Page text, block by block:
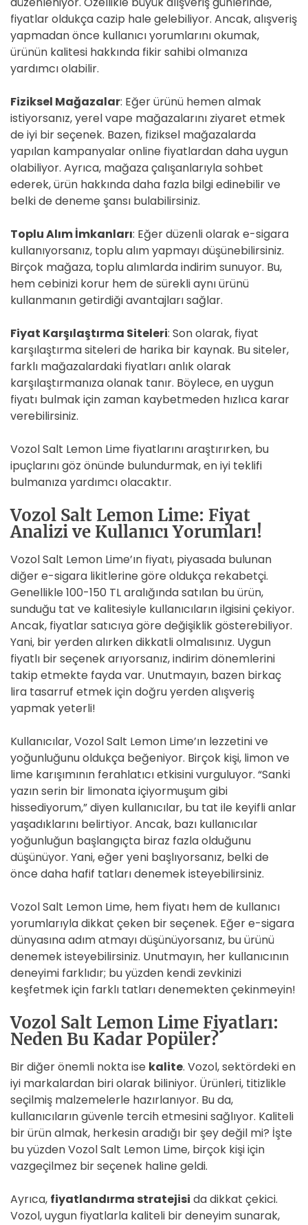
fiyatlar oldukça cazip hale gelebiliyor. Ancak, alışveriş
yapmadan önce kullanıcı yorumlarını okumak,
ürünün kalitesi hakkında fikir sahibi olmanıza
yardımcı olabilir.
Fiziksel Mağazalar: Eğer ürünü hemen almak
istiyorsanız, yerel vape mağazalarını ziyaret etmek
de iyi bir seçenek. Bazen, fiziksel mağazalarda
yapılan kampanyalar online fiyatlardan daha uygun
olabiliyor. Ayrıca, mağaza çalışanlarıyla sohbet
ederek, ürün hakkında daha fazla bilgi edinebilir ve
belki de deneme şansı bulabilirsiniz.
Toplu Alım İmkanları: Eğer düzenli olarak e-sigara
kullanıyorsanız, toplu alım yapmayı düşünebilirsiniz.
Birçok mağaza, toplu alımlarda indirim sunuyor. Bu,
hem cebinizi korur hem de sürekli aynı ürünü
kullanmanın getirdiği avantajları sağlar.
Fiyat Karşılaştırma Siteleri: Son olarak, fiyat
karşılaştırma siteleri de harika bir kaynak. Bu siteler,
farklı mağazalardaki fiyatları anlık olarak
karşılaştırmanıza olanak tanır. Böylece, en uygun
fiyatı bulmak için zaman kaybetmeden hızlıca karar
verebilirsiniz.
Vozol Salt Lemon Lime fiyatlarını araştırırken, bu
ipuçlarını göz önünde bulundurmak, en iyi teklifi
bulmanıza yardımcı olacaktır.
Vozol Salt Lemon Lime: Fiyat
Analizi ve Kullanıcı Yorumları!
Vozol Salt Lemon Lime’ın fiyatı, piyasada bulunan
diğer e-sigara likitlerine göre oldukça rekabetçi.
Genellikle 100-150 TL aralığında satılan bu ürün,
sunduğu tat ve kalitesiyle kullanıcıların ilgisini çekiyor.
Ancak, fiyatlar satıcıya göre değişiklik gösterebiliyor.
Yani, bir yerden alırken dikkatli olmalısınız. Uygun
fiyatlı bir seçenek arıyorsanız, indirim dönemlerini
takip etmekte fayda var. Unutmayın, bazen birkaç
lira tasarruf etmek için doğru yerden alışveriş
yapmak yeterli!
Kullanıcılar, Vozol Salt Lemon Lime’ın lezzetini ve
yoğunluğunu oldukça beğeniyor. Birçok kişi, limon ve
lime karışımının ferahlatıcı etkisini vurguluyor. “Sanki
yazın serin bir limonata içiyormuşum gibi
hissediyorum,” diyen kullanıcılar, bu tat ile keyifli anlar
yaşadıklarını belirtiyor. Ancak, bazı kullanıcılar
yoğunluğun başlangıçta biraz fazla olduğunu
düşünüyor. Yani, eğer yeni başlıyorsanız, belki de
önce daha hafif tatları denemek isteyebilirsiniz.
Vozol Salt Lemon Lime, hem fiyatı hem de kullanıcı
yorumlarıyla dikkat çeken bir seçenek. Eğer e-sigara
dünyasına adım atmayı düşünüyorsanız, bu ürünü
denemek isteyebilirsiniz. Unutmayın, her kullanıcının
deneyimi farklıdır; bu yüzden kendi zevkinizi
keşfetmek için farklı tatları denemekten çekinmeyin!
Vozol Salt Lemon Lime Fiyatları:
Neden Bu Kadar Popüler?
Bir diğer önemli nokta ise kalite. Vozol, sektördeki en
iyi markalardan biri olarak biliniyor. Ürünleri, titizlikle
seçilmiş malzemelerle hazırlanıyor. Bu da,
kullanıcıların güvenle tercih etmesini sağlıyor. Kaliteli
bir ürün almak, herkesin aradığı bir şey değil mi? İşte
bu yüzden Vozol Salt Lemon Lime, birçok kişi için
vazgeçilmez bir seçenek haline geldi.
Ayrıca, fiyatlandırma stratejisi da dikkat çekici.
Vozol, uygun fiyatlarla kaliteli bir deneyim sunarak,